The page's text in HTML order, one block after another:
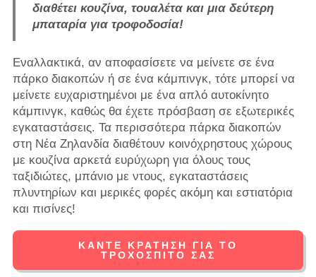
διαθέτει κουζίνα, τουαλέτα και μια δεύτερη
μπαταρία για τροφοδοσία!
Εναλλακτικά, αν αποφασίσετε να μείνετε σε ένα
πάρκο διακοπών ή σε ένα κάμπινγκ, τότε μπορεί να
μείνετε ευχαριστημένοι με ένα απλό αυτοκίνητο
κάμπινγκ, καθώς θα έχετε πρόσβαση σε εξωτερικές
εγκαταστάσεις. Τα περισσότερα πάρκα διακοπών
στη Νέα Ζηλανδία διαθέτουν κοινόχρηστους χώρους
με κουζίνα αρκετά ευρύχωρη για όλους τους
ταξιδιώτες, μπάνιο με ντους, εγκαταστάσεις
πλυντηρίων και μερικές φορές ακόμη και εστιατόρια
και πισίνες!
ΚΆΝΤΕ ΚΡΆΤΗΣΗ ΓΙΑ ΤΟ
ΤΡΟΧΌΣΠΙΤΌ ΣΑΣ